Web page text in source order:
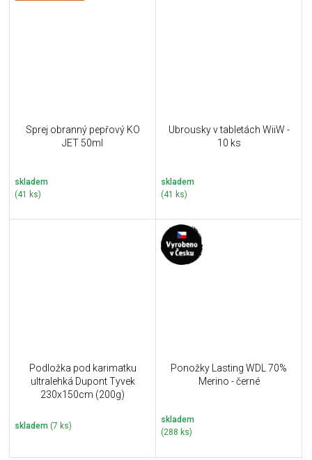
Sprej obranný pepřový KO
JET 50ml
skladem
(41 ks)
Ubrousky v tabletách WiiW -
10 ks
skladem
(41 ks)
Podložka pod karimatku
ultralehká Dupont Tyvek
230x150cm (200g)
skladem (7 ks)
Ponožky Lasting WDL 70%
Merino - černé
skladem
(288 ks)